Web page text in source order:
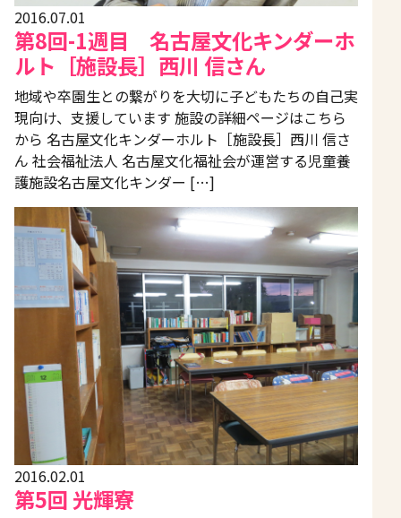
2016.07.01
第8回-1週目 名古屋文化キンダーホ
ルト［施設長］西川 信さん
地域や卒園生との繋がりを大切に子どもたちの自己実
現向け、支援しています 施設の詳細ページはこちら
から 名古屋文化キンダーホルト［施設長］西川 信さ
ん 社会福祉法人 名古屋文化福祉会が運営する児童養
護施設名古屋文化キンダー […]
2016.02.01
第5回 光輝寮